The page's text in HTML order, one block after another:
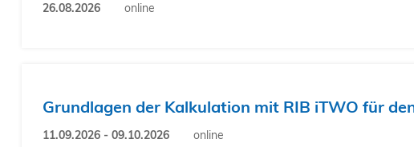
26.08.2026 online
Grundlagen der Kalkulation mit RIB iTWO für
11.09.2026 - 09.10.2026 online